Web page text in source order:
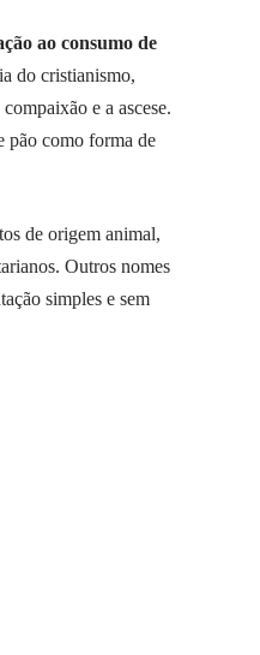
ao consumo de
do cristianismo,
e a ascese.
pão como forma de
de origem animal,
Outros nomes
simples e sem